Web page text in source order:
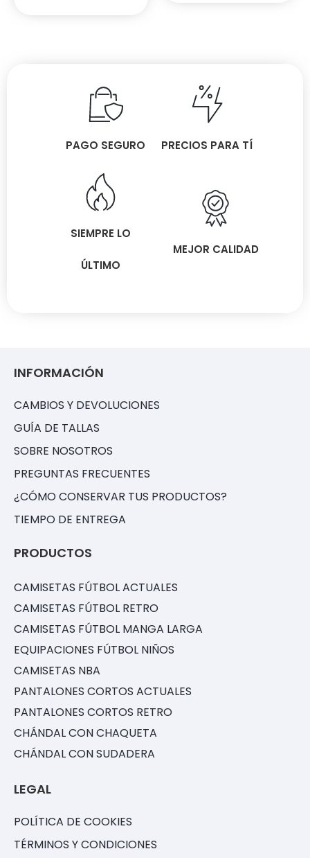
PAGO SEGURO PRECIOS PARA TÍ
SIEMPRE LO
ÚLTIMO
MEJOR CALIDAD
INFORMACIÓN
CAMBIOS Y DEVOLUCIONES
GUÍA DE TALLAS
SOBRE NOSOTROS
PREGUNTAS FRECUENTES
¿CÓMO CONSERVAR TUS PRODUCTOS?
TIEMPO DE ENTREGA
PRODUCTOS
CAMISETAS FÚTBOL ACTUALES
CAMISETAS FÚTBOL RETRO
CAMISETAS FÚTBOL MANGA LARGA
EQUIPACIONES FÚTBOL NIÑOS
CAMISETAS NBA
PANTALONES CORTOS ACTUALES
PANTALONES CORTOS RETRO
CHÁNDAL CON CHAQUETA
CHÁNDAL CON SUDADERA
LEGAL
POLÍTICA DE COOKIES
TÉRMINOS Y CONDICIONES